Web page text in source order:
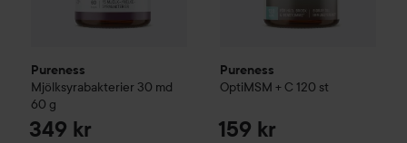
Pureness
Mjölksyrabakterier 30 md
60 g
349 kr
Pureness
OptiMSM + C 120 st
159 kr